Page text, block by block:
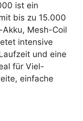
ist ein
bis zu 15.000
Mesh-Coil
intensive
und eine
für Viel-
einfache